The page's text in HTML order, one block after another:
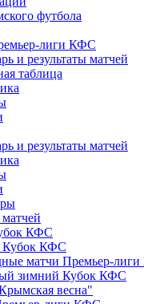
футбола
лиги КФС
и результаты матчей
таблица
и результаты матчей
КФС
Кубок КФС
матчи Премьер-
зимний Кубок КФС
весна"